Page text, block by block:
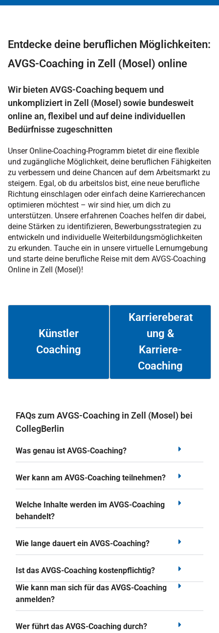
Entdecke deine beruflichen Möglichkeiten:
AVGS-Coaching in Zell (Mosel) online
Wir bieten AVGS-Coaching bequem und
unkompliziert in Zell (Mosel) sowie bundesweit
online an, flexibel und auf deine individuellen
Bedürfnisse zugeschnitten
Unser Online-Coaching-Programm bietet dir eine flexible
und zugängliche Möglichkeit, deine beruflichen Fähigkeiten
zu verbessern und deine Chancen auf dem Arbeitsmarkt zu
steigern. Egal, ob du arbeitslos bist, eine neue berufliche
Richtung einschlagen oder einfach deine Karrierechancen
optimieren möchtest – wir sind hier, um dich zu
unterstützen. Unsere erfahrenen Coaches helfen dir dabei,
deine Stärken zu identifizieren, Bewerbungsstrategien zu
entwickeln und individuelle Weiterbildungsmöglichkeiten
zu erkunden. Tauche ein in unsere virtuelle Lernumgebung
und starte deine berufliche Reise mit dem AVGS-Coaching
Online in Zell (Mosel)!
Künstler
Coaching
Weiterlesen
Karriereberat
ung &
Karriere-
Coaching
Weiterlesen
FAQs zum AVGS-Coaching in Zell (Mosel) bei
CollegBerlin
Was genau ist AVGS-Coaching?
Wer kann am AVGS-Coaching teilnehmen?
Welche Inhalte werden im AVGS-Coaching
behandelt?
Wie lange dauert ein AVGS-Coaching?
Ist das AVGS-Coaching kostenpflichtig?
Wie kann man sich für das AVGS-Coaching
anmelden?
Wer führt das AVGS-Coaching durch?